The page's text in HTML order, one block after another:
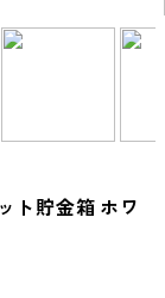
ト貯金箱 ホワ